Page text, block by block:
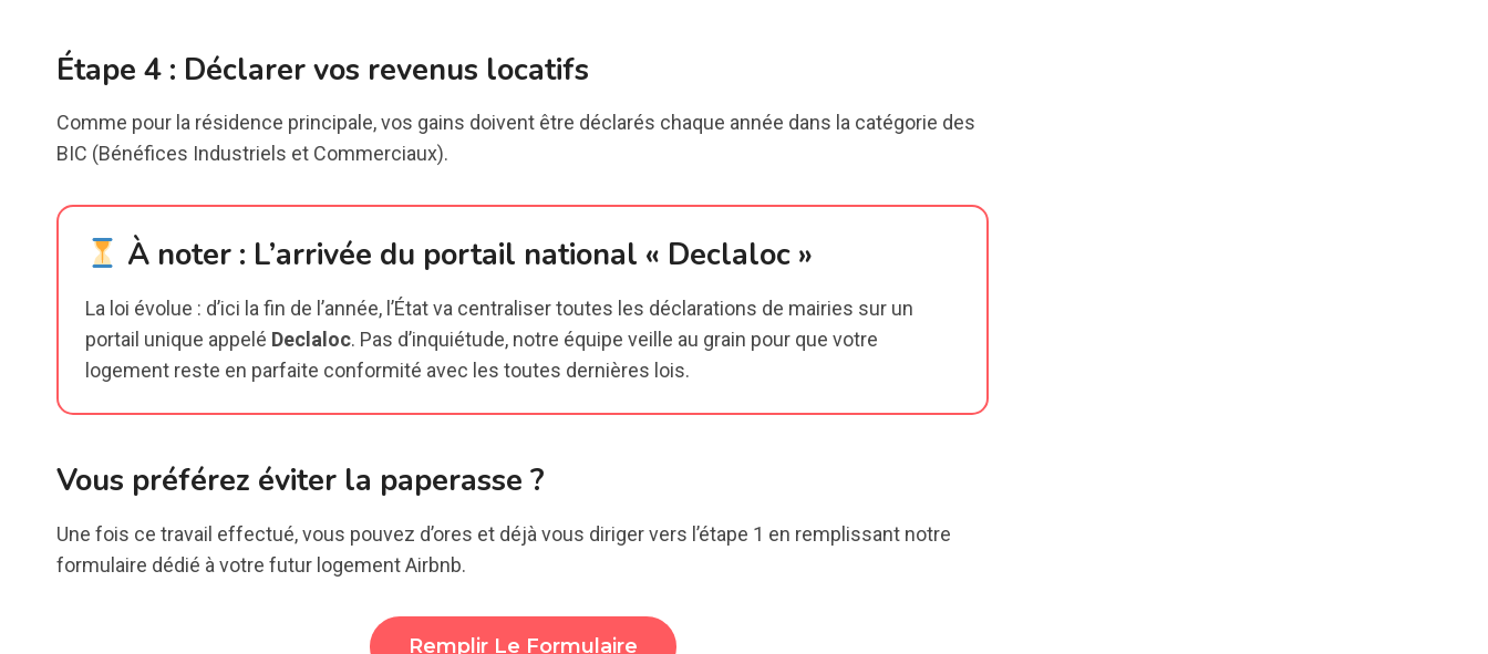
Étape 4 : Déclarer vos revenus locatifs
Comme pour la résidence principale, vos gains doivent être déclarés chaque année dans la catégorie des
BIC (Bénéfices Industriels et Commerciaux).
À noter : L’arrivée du portail national « Declaloc »
La loi évolue : d’ici la fin de l’année, l’État va centraliser toutes les déclarations de mairies sur un
portail unique appelé Declaloc. Pas d’inquiétude, notre équipe veille au grain pour que votre
logement reste en parfaite conformité avec les toutes dernières lois.
Vous préférez éviter la paperasse ?
Une fois ce travail effectué, vous pouvez d’ores et déjà vous diriger vers l’étape 1 en remplissant notre
formulaire dédié à votre futur logement Airbnb.
Remplir Le Formulaire